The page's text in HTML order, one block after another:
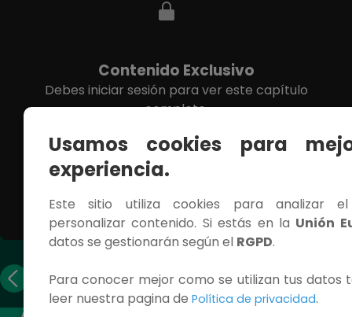
Contenido Exclusivo
Debes iniciar sesión para ver este capítulo
completo.
INICIAR SESIÓN
anterior
siguiente
Usamos cookies para
experiencia.
Este sitio utiliza cookies para analizar
personalizar contenido. Si estás en la Unión
datos se gestionarán según el RGPD.
Para conocer mejor como se utilizan tus datos
leer nuestra pagina de Política de privacidad.